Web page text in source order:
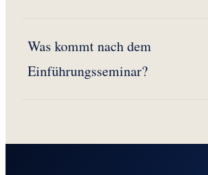
Was kommt nach dem
Einführungsseminar?